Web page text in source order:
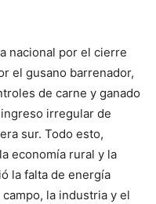
nacional por el cierre
el gusano barrenador,
de carne y ganado
irregular de
sur. Todo esto,
economía rural y la
la falta de energía
la industria y el